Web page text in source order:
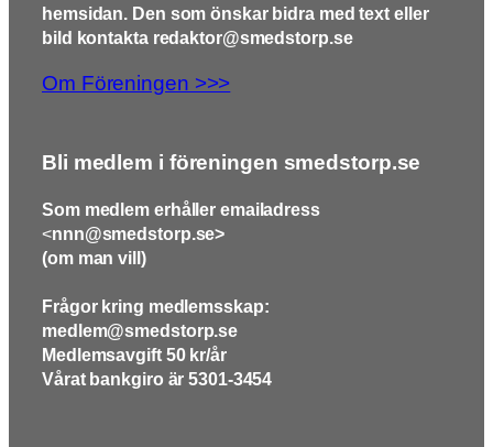
hemsidan. Den som önskar bidra med text eller
bild kontakta redaktor@smedstorp.se
Om Föreningen >>>
Bli medlem i föreningen smedstorp.se
Som medlem erhåller emailadress
<nnn@smedstorp.se>
(om man vill)
Frågor kring medlemsskap:
medlem@smedstorp.se
Medlemsavgift 50 kr/år
Vårat bankgiro är 5301-3454